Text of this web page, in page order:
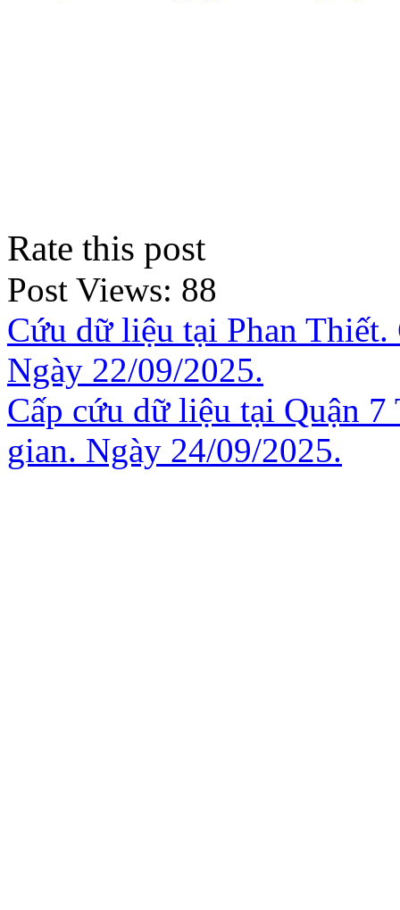
Rate this post
Post Views: 88
Cứu dữ liệu tại Phan
Ngày 22/09/2025.
Cấp cứu dữ liệu tại Quận
gian. Ngày 24/09/2025.